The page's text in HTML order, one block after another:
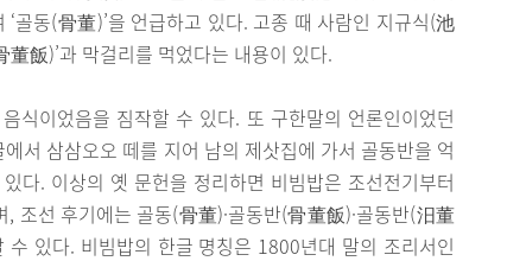
골동(骨董)’을 언급하고 있다. 고종 때 사람인 지규식(池
飯)’과 막걸리를 먹었다는 내용이 있다.
식이었음을 짐작할 수 있다. 또 구한말의 언론인이었던
서 삼삼오오 떼를 지어 남의 제삿집에 가서 골동반을 억
다. 이상의 옛 문헌을 정리하면 비빔밥은 조선전기부터
, 조선 후기에는 골동(骨董)·골동반(骨董飯)·골동반(汨董
있다. 비빔밥의 한글 명칭은 1800년대 말의 조리서인